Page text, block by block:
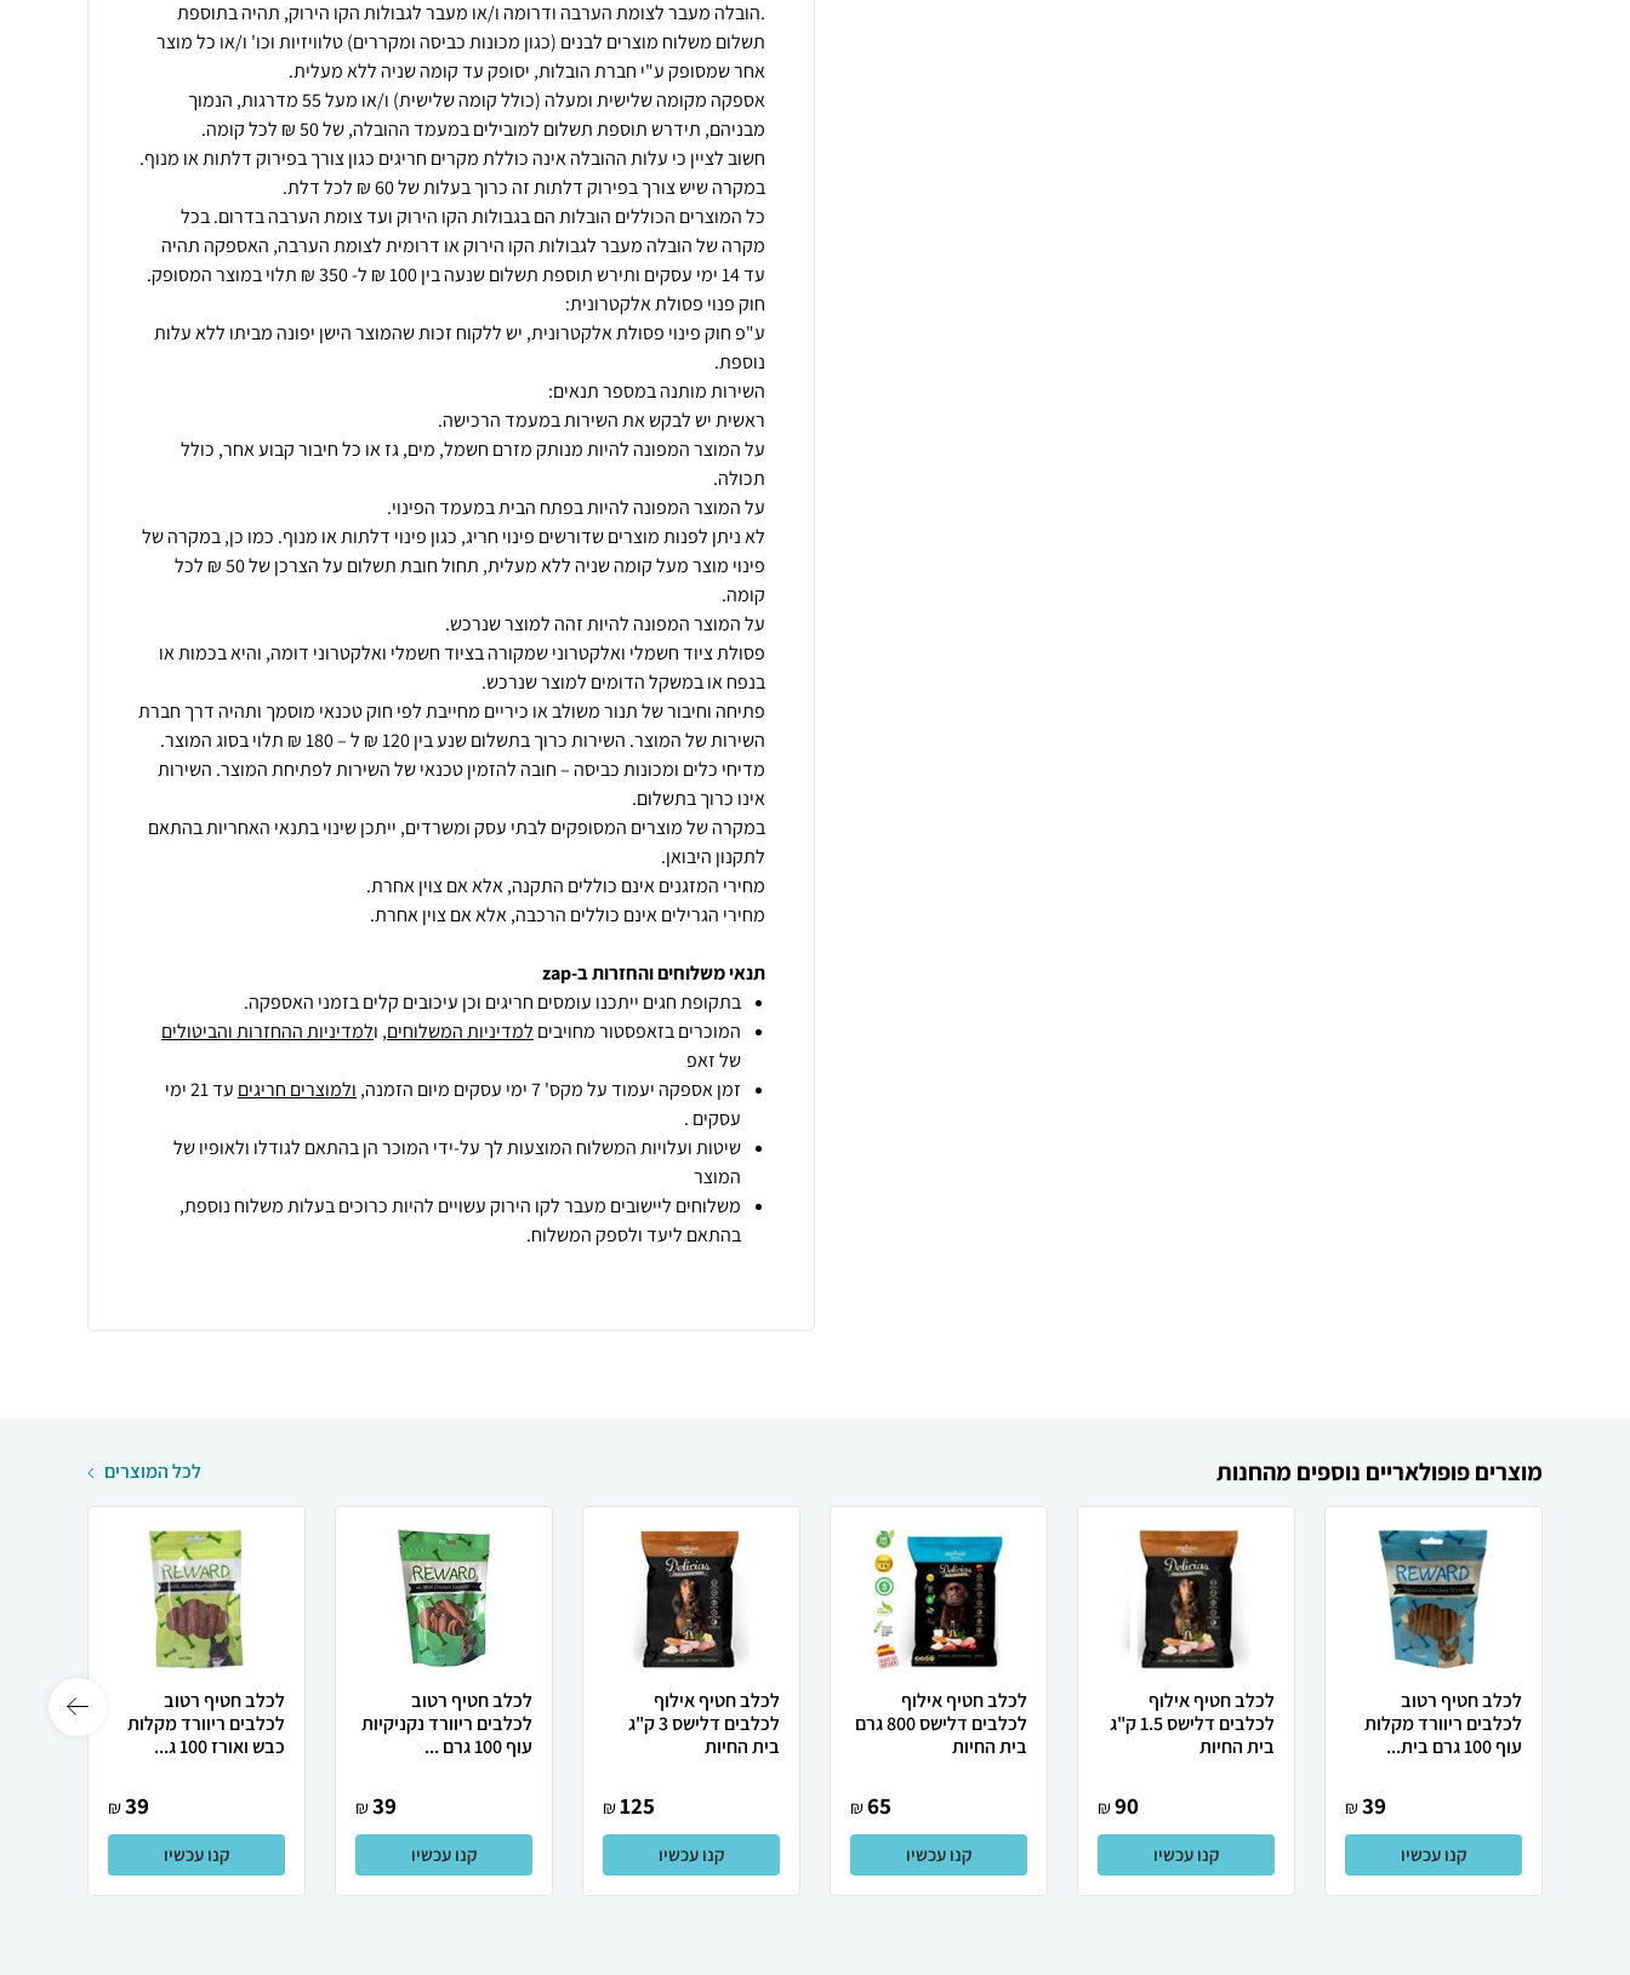
.הובלה מעבר לצומת הערבה ודרומה ו/או מעבר לגבולות הקו הירוק, תהיה בתוספת
תשלום משלוח מוצרים לבנים (כגון מכונות כביסה ומקררים) טלוויזיות וכו' ו/או כל מוצר
אספקה מקומה שלישית ומעלה (כולל קומה שלישית) ו/או מעל 55 מדרגות, הנמוך
כל המוצרים הכוללים הובלות הם בגבולות הקו הירוק ועד צומת הערבה בדרום. בכל
מקרה של הובלה מעבר לגבולות הקו הירוק או דרומית לצומת הערבה, האספקה תהיה
ע"פ חוק פינוי פסולת אלקטרונית, יש ללקוח זכות שהמוצר הישן יפונה מביתו ללא עלות
על המוצר המפונה להיות מנותק מזרם חשמל, מים, גז או כל חיבור קבוע אחר, כולל
לא ניתן לפנות מוצרים שדורשים פינוי חריג, כגון פינוי דלתות או מנוף. כמו כן, במקרה של
פינוי מוצר מעל קומה שניה ללא מעלית, תחול חובת תשלום על הצרכן של 50 ₪ לכל
פסולת ציוד חשמלי ואלקטרוני שמקורה בציוד חשמלי ואלקטרוני דומה, והיא בכמות או
פתיחה וחיבור של תנור משולב או כיריים מחייבת לפי חוק טכנאי מוסמך ותהיה דרך חברת
מדיחי כלים ומכונות כביסה – חובה להזמין טכנאי של השירות לפתיחת המוצר. השירות
במקרה של מוצרים המסופקים לבתי עסק ומשרדים, ייתכן שינוי בתנאי האחריות בהתאם
מחירי הגרילים אינם כוללים הרכבה, אלא אם צוין אחרת.
תנאי משלוחים והחזרות ב-zap
בתקופת חגים ייתכנו עומסים חריגים וכן עיכובים קלים בזמני האספקה.
המוכרים בזאפסטור מחויבים למדיניות המשלוחים, ולמדיניות ההחזרות והביטולים
של זאפ
זמן אספקה יעמוד על מקס' 7 ימי עסקים מיום הזמנה,
ולמוצרים חריגים
עד 21 ימי
עסקים .
שיטות ועלויות המשלוח המוצעות לך על-ידי המוכר הן בהתאם לגודלו ולאופיו של
המוצר
משלוחים ליישובים מעבר לקו הירוק עשויים להיות כרוכים בעלות משלוח נוספת,
בהתאם ליעד ולספק המשלוח.
מוצרים פופולאריים נוספים מהחנות לכל המוצרים
לכלב חטיף רטוב
לכלבים ריוורד מקלות
עוף 100 גרם בית...
39
₪
קנו עכשיו
לכלב חטיף אילוף
לכלבים דלישס 1.5 ק"ג
בית החיות
90
₪
קנו עכשיו
לכלב חטיף אילוף
לכלבים דלישס 800 גרם
בית החיות
65
₪
קנו עכשיו
לכלב חטיף אילוף
לכלבים דלישס 3 ק"ג
בית החיות
125
₪
קנו עכשיו
לכלב חטיף רטוב
לכלבים ריוורד נקניקיות
עוף 100 גרם ...
39
₪
קנו עכשיו
לכלב חטיף רטוב
לכלבים ריוורד מקלות
כבש ואורז 100 ג...
39
₪
קנו עכשיו